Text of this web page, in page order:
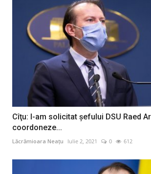
Cîţu: I-am solicitat șefului DSU Raed
coordoneze...
Lăcrămioara Neațu Iulie 2, 2021 0 612